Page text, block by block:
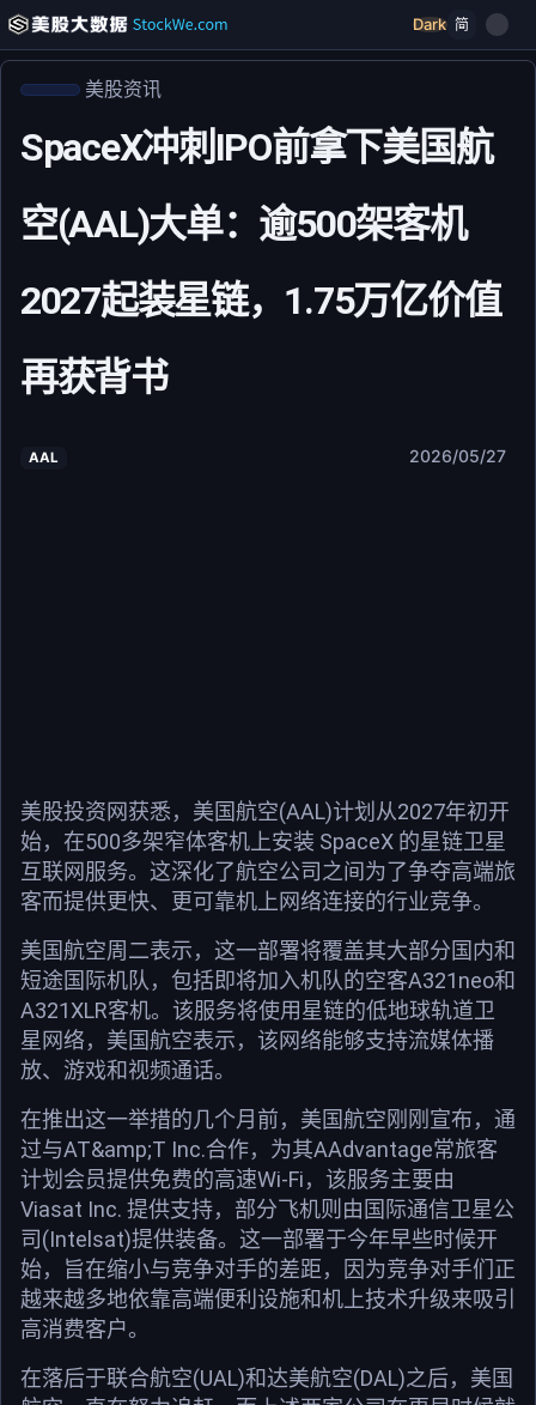
Dark 简
美股资讯
SpaceX冲刺IPO前拿下美国航
空(AAL)大单：逾500架客机
2027起装星链，1.75万亿价值
再获背书
AAL 2026/05/27
美股投资网获悉，美国航空(AAL)计划从2027年初开
始，在500多架窄体客机上安装 SpaceX 的星链卫星
互联网服务。这深化了航空公司之间为了争夺高端旅
客而提供更快、更可靠机上网络连接的行业竞争。
美国航空周二表示，这一部署将覆盖其大部分国内和
短途国际机队，包括即将加入机队的空客A321neo和
A321XLR客机。该服务将使用星链的低地球轨道卫
星网络，美国航空表示，该网络能够支持流媒体播
放、游戏和视频通话。
在推出这一举措的几个月前，美国航空刚刚宣布，通
过与AT&amp;T Inc.合作，为其AAdvantage常旅客
计划会员提供免费的高速Wi-Fi，该服务主要由
Viasat Inc. 提供支持，部分飞机则由国际通信卫星公
司(Intelsat)提供装备。这一部署于今年早些时候开
始，旨在缩小与竞争对手的差距，因为竞争对手们正
越来越多地依靠高端便利设施和机上技术升级来吸引
高消费客户。
在落后于联合航空(UAL)和达美航空(DAL)之后，美国